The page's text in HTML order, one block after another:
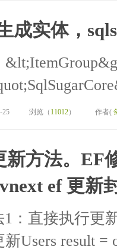
成实体，
25 浏览（ 11012） 作者(
新方法。EF
ef 更新
1：直接执行更
Users result =